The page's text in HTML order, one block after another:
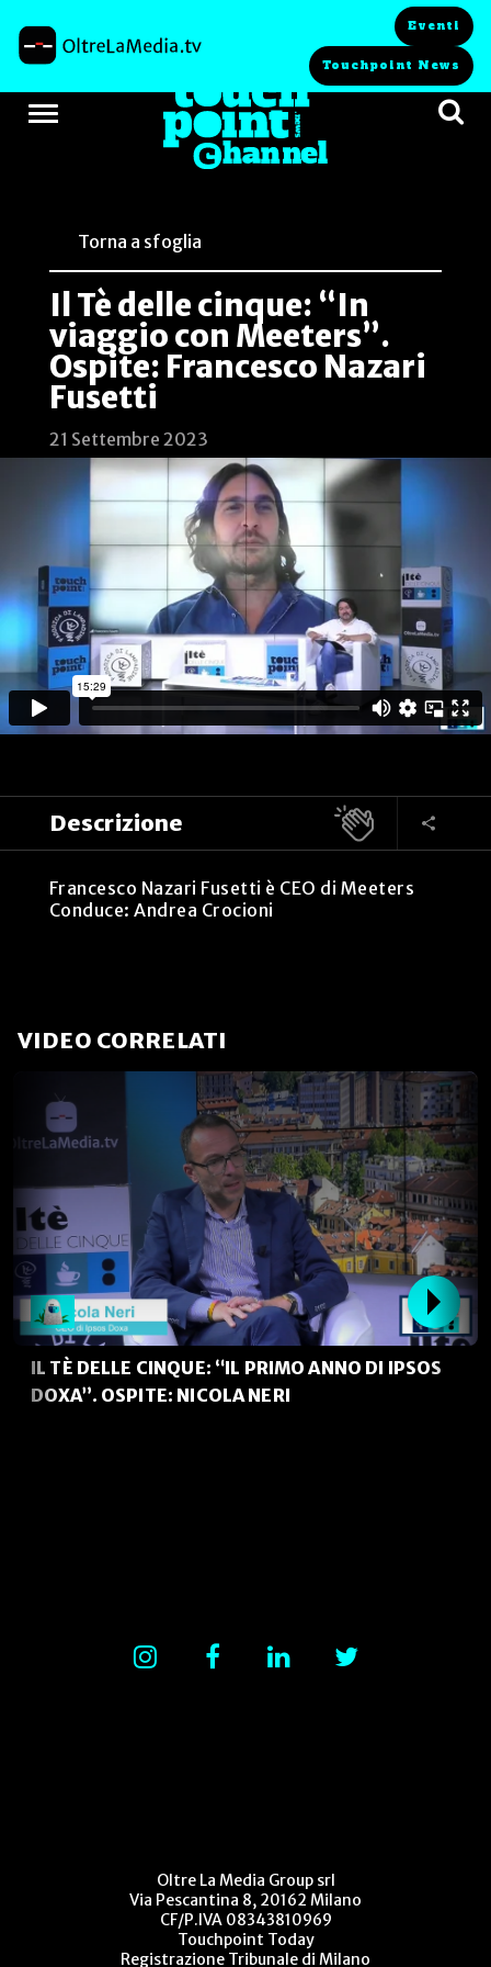
Eventi
Touchpoint News
Torna a sfoglia
Il Tè delle cinque: “In
viaggio con Meeters”.
Ospite: Francesco Nazari
Fusetti
21 Settembre 2023
Descrizione
Francesco Nazari Fusetti è CEO di Meeters
Conduce: Andrea Crocioni
VIDEO CORRELATI
IL TÈ DELLE CINQUE: “IL PRIMO ANNO DI IPSOS
DOXA”. OSPITE: NICOLA NERI
Oltre La Media Group srl
Via Pescantina 8, 20162 Milano
CF/P.IVA 08343810969
Touchpoint Today
Registrazione Tribunale di Milano